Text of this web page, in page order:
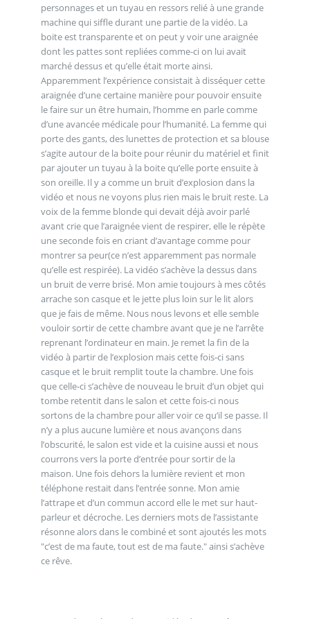
personnages et un tuyau en ressors relié à une grande
machine qui siffle durant une partie de la vidéo. La
boite est transparente et on peut y voir une araignée
dont les pattes sont repliées comme-ci on lui avait
marché dessus et qu’elle était morte ainsi.
Apparemment l’expérience consistait à disséquer cette
araignée d’une certaine manière pour pouvoir ensuite
le faire sur un être humain, l’homme en parle comme
d’une avancée médicale pour l’humanité. La femme qui
porte des gants, des lunettes de protection et sa blouse
s’agite autour de la boite pour réunir du matériel et finit
par ajouter un tuyau à la boite qu’elle porte ensuite à
son oreille. Il y a comme un bruit d’explosion dans la
vidéo et nous ne voyons plus rien mais le bruit reste. La
voix de la femme blonde qui devait déjà avoir parlé
avant crie que l’araignée vient de respirer, elle le répète
une seconde fois en criant d’avantage comme pour
montrer sa peur(ce n’est apparemment pas normale
qu’elle est respirée). La vidéo s’achève la dessus dans
un bruit de verre brisé. Mon amie toujours à mes côtés
arrache son casque et le jette plus loin sur le lit alors
que je fais de même. Nous nous levons et elle semble
vouloir sortir de cette chambre avant que je ne l’arrête
reprenant l’ordinateur en main. Je remet la fin de la
vidéo à partir de l’explosion mais cette fois-ci sans
casque et le bruit remplit toute la chambre. Une fois
que celle-ci s’achève de nouveau le bruit d’un objet qui
tombe retentit dans le salon et cette fois-ci nous
sortons de la chambre pour aller voir ce qu’il se passe. Il
n’y a plus aucune lumière et nous avançons dans
l’obscurité, le salon est vide et la cuisine aussi et nous
courrons vers la porte d’entrée pour sortir de la
maison. Une fois dehors la lumière revient et mon
téléphone restait dans l’entrée sonne. Mon amie
l’attrape et d’un commun accord elle le met sur haut-
parleur et décroche. Les derniers mots de l’assistante
résonne alors dans le combiné et sont ajoutés les mots
"c’est de ma faute, tout est de ma faute." ainsi s’achève
ce rêve.